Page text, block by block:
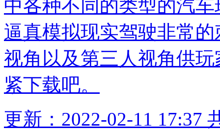
中各种不同的类型的汽
逼真模拟现实驾驶非常
视角以及第三人视角供
紧下载吧。
更新：2022-02-11 17:37